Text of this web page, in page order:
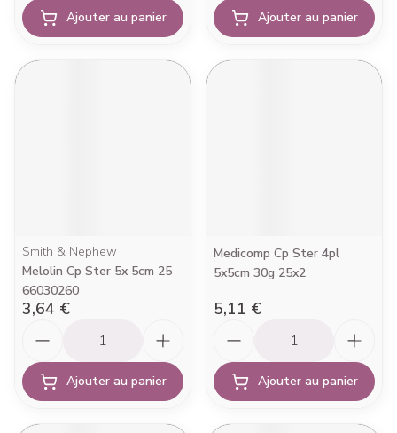
Ajouter au panier Ajouter au panier
Smith & Nephew
Melolin Cp Ster 5x 5cm 25
66030260
3,64 €
Ajouter au panier
Medicomp Cp Ster 4pl
5x5cm 30g 25x2
5,11 €
Ajouter au panier